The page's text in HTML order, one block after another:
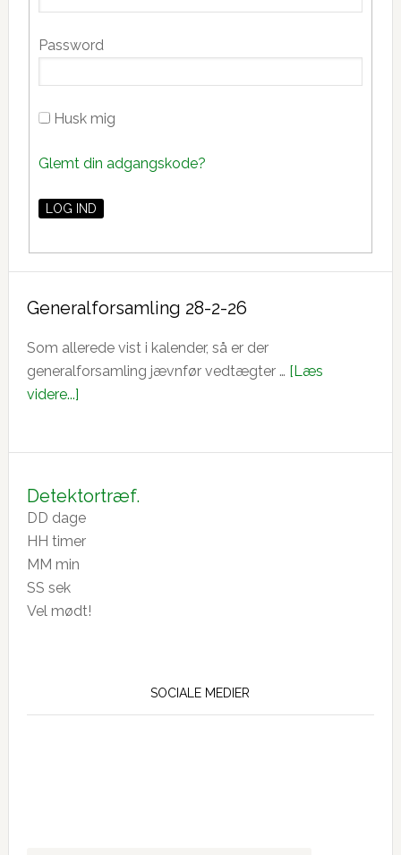
Password
Husk mig
Glemt din adgangskode?
Generalforsamling 28-2-26
Som allerede vist i kalender, så er der
generalforsamling jævnfør vedtægter … [Læs
videre...]om
26
Detektortræf.
DD dage
HH timer
MM min
SS sek
Vel mødt!
SOCIALE MEDIER